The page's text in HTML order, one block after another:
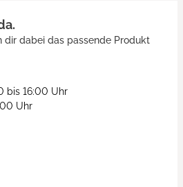
dir dabei das passende Produkt
bis 16:00 Uhr
Uhr